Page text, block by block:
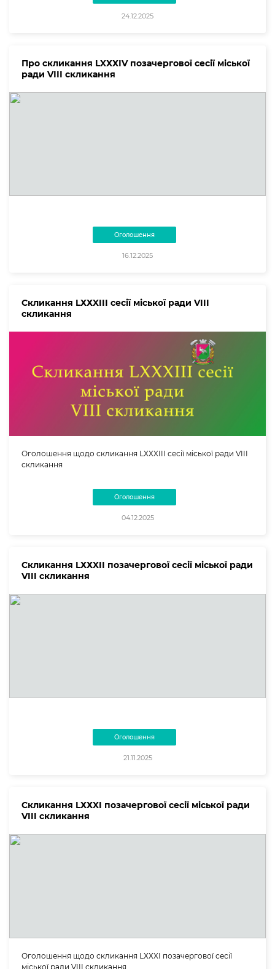
24.12.2025
Про скликання LXХХІV позачергової сесії міської
ради VІІІ скликання
Оголошення
16.12.2025
Скликання LХХXIIІ сесії міської ради VIII
скликання
Оголошення щодо скликання LХХXIIІ сесії міської ради VIII
скликання
Оголошення
04.12.2025
Скликання LХХXIІ позачергової сесії міської ради
VIII скликання
Оголошення
21.11.2025
Скликання LХХXI позачергової сесії міської ради
VIII скликання
Оголошення щодо скликання LХХXI позачергової сесії
міської ради VIII скликання